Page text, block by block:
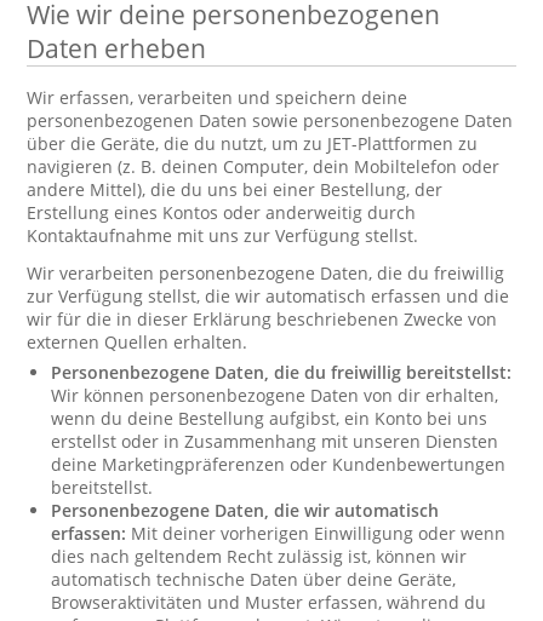
Wie wir deine personenbezogenen
Daten erheben
Wir erfassen, verarbeiten und speichern deine
personenbezogenen Daten sowie personenbezogene Daten
über die Geräte, die du nutzt, um zu JET-Plattformen zu
navigieren (z. B. deinen Computer, dein Mobiltelefon oder
andere Mittel), die du uns bei einer Bestellung, der
Erstellung eines Kontos oder anderweitig durch
Kontaktaufnahme mit uns zur Verfügung stellst.
Wir verarbeiten personenbezogene Daten, die du freiwillig
zur Verfügung stellst, die wir automatisch erfassen und die
wir für die in dieser Erklärung beschriebenen Zwecke von
externen Quellen erhalten.
Personenbezogene Daten, die du freiwillig bereitstellst:
Wir können personenbezogene Daten von dir erhalten,
wenn du deine Bestellung aufgibst, ein Konto bei uns
erstellst oder in Zusammenhang mit unseren Diensten
deine Marketingpräferenzen oder Kundenbewertungen
bereitstellst.
Personenbezogene Daten, die wir automatisch
erfassen: Mit deiner vorherigen Einwilligung oder wenn
dies nach geltendem Recht zulässig ist, können wir
automatisch technische Daten über deine Geräte,
Browseraktivitäten und Muster erfassen, während du